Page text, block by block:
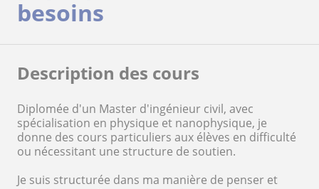
besoins
Description des cours
Diplomée d'un Master d'ingénieur civil, avec
spécialisation en physique et nanophysique, je
donne des cours particuliers aux élèves en difficulté
ou nécessitant une structure de soutien.
Je suis structurée dans ma manière de penser et